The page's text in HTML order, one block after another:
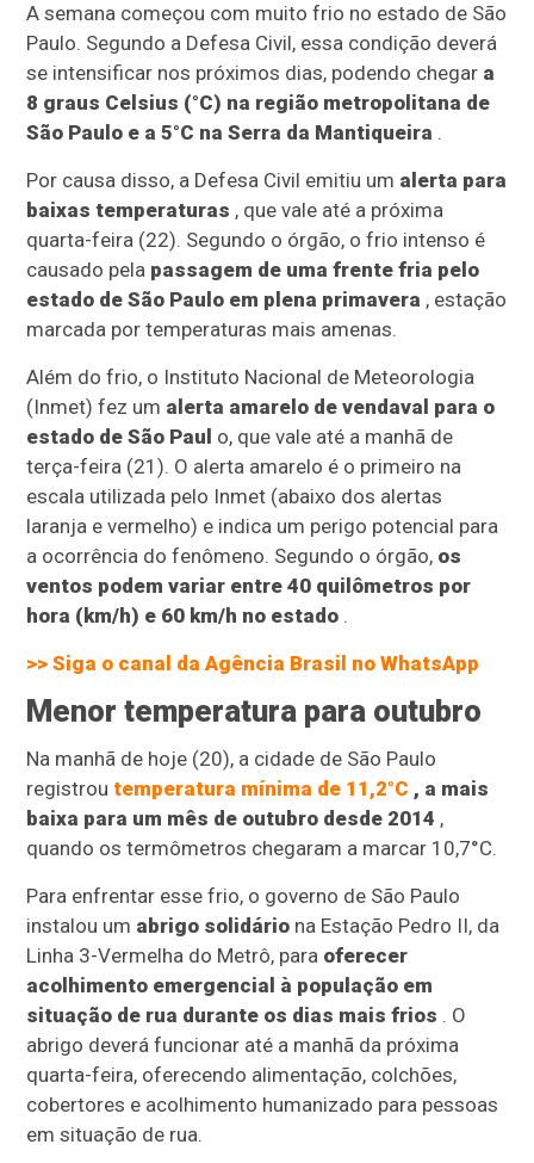
A semana começou com muito frio no estado de São
Paulo. Segundo a Defesa Civil, essa condição deverá
se intensificar nos próximos dias, podendo chegar a
8 graus Celsius (°C) na região metropolitana de
São Paulo e a 5°C na Serra da Mantiqueira .
Por causa disso, a Defesa Civil emitiu um alerta para
baixas temperaturas , que vale até a próxima
quarta-feira (22). Segundo o órgão, o frio intenso é
causado pela passagem de uma frente fria pelo
estado de São Paulo em plena primavera , estação
marcada por temperaturas mais amenas.
Além do frio, o Instituto Nacional de Meteorologia
(Inmet) fez um alerta amarelo de vendaval para o
estado de São Paul o, que vale até a manhã de
terça-feira (21). O alerta amarelo é o primeiro na
escala utilizada pelo Inmet (abaixo dos alertas
laranja e vermelho) e indica um perigo potencial para
a ocorrência do fenômeno. Segundo o órgão, os
ventos podem variar entre 40 quilômetros por
hora (km/h) e 60 km/h no estado .
>> Siga o canal daAgência Brasil no WhatsApp
Menor temperatura para outubro
Na manhã de hoje (20), a cidade de São Paulo
registroutemperatura mínima de 11,2°C , a mais
baixa para um mês de outubro desde 2014 ,
quando os termômetros chegaram a marcar 10,7°C.
Para enfrentar esse frio, o governo de São Paulo
instalou um abrigo solidário na Estação Pedro II, da
Linha 3-Vermelha do Metrô, para oferecer
acolhimento emergencial à população em
situação de rua durante os dias mais frios . O
abrigo deverá funcionar até a manhã da próxima
quarta-feira, oferecendo alimentação, colchões,
cobertores e acolhimento humanizado para pessoas
em situação de rua.